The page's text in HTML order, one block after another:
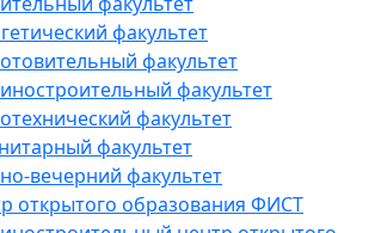
факультет
факультет
факультет
факультет
факультет
вечерний факультет
открытого образования ФИСТ